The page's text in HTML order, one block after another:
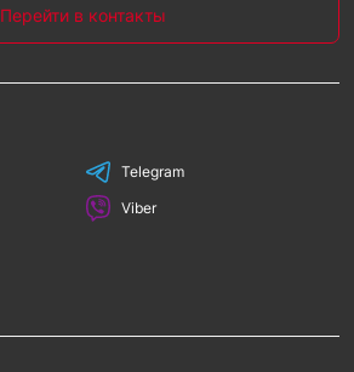
Перейти в контакты
Telegram
Viber